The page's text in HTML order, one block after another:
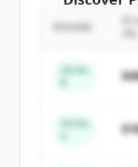
Sign up for
New
Series
Series